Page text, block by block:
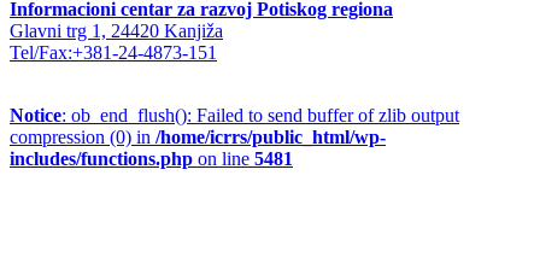
Informacioni centar za razvoj Potiskog regiona
Glavni trg 1, 24420 Kanjiža
Tel/Fax:+381-24-4873-151
Notice: ob_end_flush(): Failed to send buffer of zlib output
compression (0) in /home/icrrs/public_html/wp-
includes/functions.php on line 5481